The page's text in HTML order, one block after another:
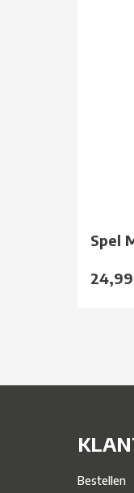
Spel
24,99
Bestellen